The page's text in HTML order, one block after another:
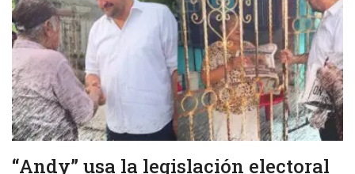
“Andy” usa la legislación electoral